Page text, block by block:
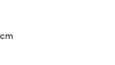
cm